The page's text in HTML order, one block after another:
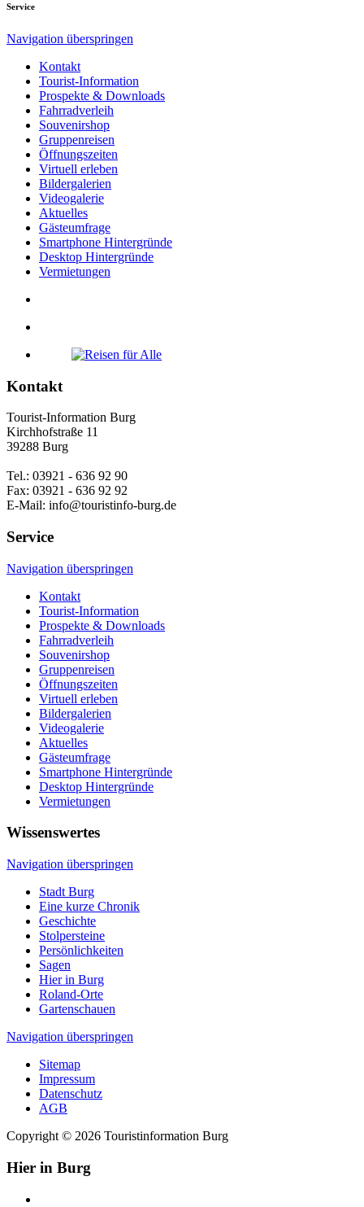
Service
Navigation überspringen
Kontakt
Tourist-Information
Prospekte & Downloads
Fahrradverleih
Souvenirshop
Gruppenreisen
Öffnungszeiten
Virtuell erleben
Bildergalerien
Videogalerie
Aktuelles
Gästeumfrage
Smartphone Hintergründe
Desktop Hintergründe
Vermietungen
Kontakt
Tourist-Information Burg
Kirchhofstraße 11
39288 Burg
Tel.: 03921 - 636 92 90
Fax: 03921 - 636 92 92
E-Mail: info@touristinfo-burg.de
Service
Navigation überspringen
Kontakt
Tourist-Information
Prospekte & Downloads
Fahrradverleih
Souvenirshop
Gruppenreisen
Öffnungszeiten
Virtuell erleben
Bildergalerien
Videogalerie
Aktuelles
Gästeumfrage
Smartphone Hintergründe
Desktop Hintergründe
Vermietungen
Wissenswertes
Navigation überspringen
Stadt Burg
Eine kurze Chronik
Geschichte
Stolpersteine
Persönlichkeiten
Sagen
Hier in Burg
Roland-Orte
Gartenschauen
Navigation überspringen
Sitemap
Impressum
Datenschutz
AGB
Copyright © 2026 Touristinformation Burg
Hier in Burg